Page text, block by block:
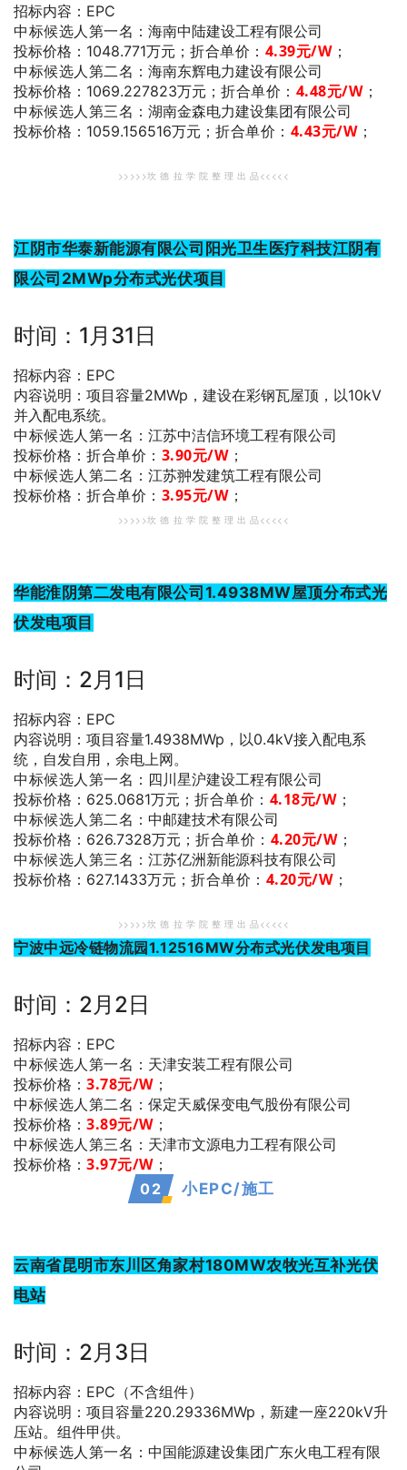
招标内容：EPC
中标候选人第一名 ：海南中陆建设工程有限公司
投标价格：1048.771万元； 折合单价： 4.39元/W；
中标候选人第二名 ：海南东辉电力建设有限公司
投标价格：1069.227823万元； 折合单价： 4.48元/W；
中标候选人第三名 ：湖南金森电力建设集团有限公司
投标价格：1059.156516万元； 折合单价： 4.43元/W；
>>>>>坎 德 拉 学 院 整 理 出 品<<<<<
江阴市华泰新能源有限公司阳光卫生医疗科技江阴有
限公司2MWp分布式光伏项目
时间：1月31日
招标内容：EPC
内容说明：项目容量2MWp，建设在彩钢瓦屋顶，以10kV
并入配电系统。
中标候选人第一名 ：江苏中洁信环境工程有限公司
投标价格： 折合单价： 3.90元/W；
中标候选人第二名 ：江苏翀发建筑工程有限公司
投标价格： 折合单价： 3.95元/W；
>>>>>坎 德 拉 学 院 整 理 出 品<<<<<
华能淮阴第二发电有限公司1.4938MW屋顶分布式光
伏发电项目
时间：2月1日
招标内容：EPC
内容说明：项目容量1.4938MWp，以0.4kV接入配电系
统，自发自用，余电上网。
中标候选人第一名 ：四川星沪建设工程有限公司
投标价格：625.0681万元； 折合单价： 4.18元/W；
中标候选人第二名 ：中邮建技术有限公司
投标价格：626.7328万元； 折合单价： 4.20元/W；
中标候选人第三名 ：江苏亿洲新能源科技有限公司
投标价格：627.1433万元； 折合单价： 4.20元/W；
>>>>>坎 德 拉 学 院 整 理 出 品<<<<<
宁波中远冷链物流园1.12516MW分布式光伏发电项目
时间：2月2日
招标内容：EPC
中标候选人第一名 ：天津安装工程有限公司
投标价格： 3.78元/W；
中标候选人第二名 ：保定天威保变电气股份有限公司
投标价格： 3.89元/W；
中标候选人第三名 ：天津市文源电力工程有限公司
投标价格： 3.97元/W；
02 小EPC/施工
云南省昆明市东川区角家村180MW农牧光互补光伏
电站
时间：2月3日
招标内容：EPC（不含组件）
内容说明：项目容量220.29336MWp，新建一座220kV升
压站。组件甲供。
中标候选人第一名 ：中国能源建设集团广东火电工程有限